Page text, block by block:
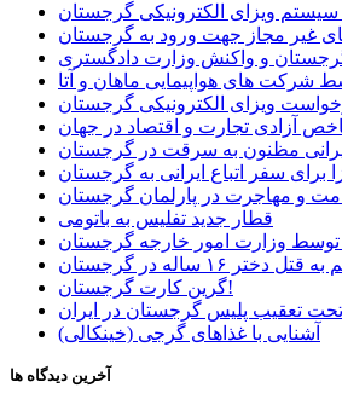
سیستم ویزای الکترونیکی گرجستان
غیر مجاز جهت ورود به گرجستان
و واکنش وزارت دادگستری
شرکت های هواپیمایی ماهان و آتا
ویزای الکترونیکی گرجستان
آزادی تجارت و اقتصاد در جهان
مظنون به سرقت در گرجستان
برای سفر اتباع ایرانی به گرجستان
و مهاجرت در پارلمان گرجستان
قطار جدید تفلیس به باتومی
توسط وزارت امور خارجه گرجستان
۱۶ ساله در گرجستان
گرین کارت گرجستان!
تعقیب پلیس گرجستان در ایران
آشنایی با غذاهای گرجی (خینکالی)
آخرین دیدگاه ها